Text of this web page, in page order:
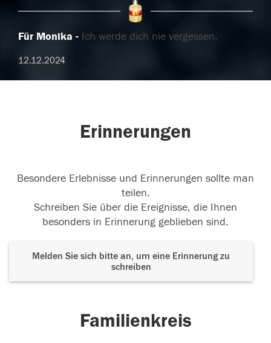
Für Monika Ich werde dich nie vergessen.
12.12.2024
Erinnerungen
Besondere Erlebnisse und Erinnerungen sollte man
teilen.
Schreiben Sie über die Ereignisse, die Ihnen
besonders in Erinnerung geblieben sind.
Melden Sie sich bitte an, um eine Erinnerung zu
schreiben
Familienkreis